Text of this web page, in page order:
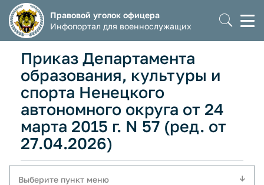
Правовой уголок офицера
Инфопортал для военнослужащих
Приказ Департамента
образования, культуры и
спорта Ненецкого
автономного округа от 24
марта 2015 г. N 57 (ред. от
27.04.2026)
Выберите пункт меню